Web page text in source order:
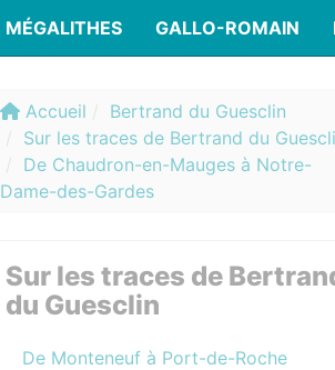
MÉGALITHES GALLO-ROMAIN
Accueil
Bertrand du Guesclin
Sur les traces de Bertrand du
De Chaudron-en-Mauges à Notre-
Dame-des-Gardes
Sur les traces de
du Guesclin
De Monteneuf à Port-de-Roche